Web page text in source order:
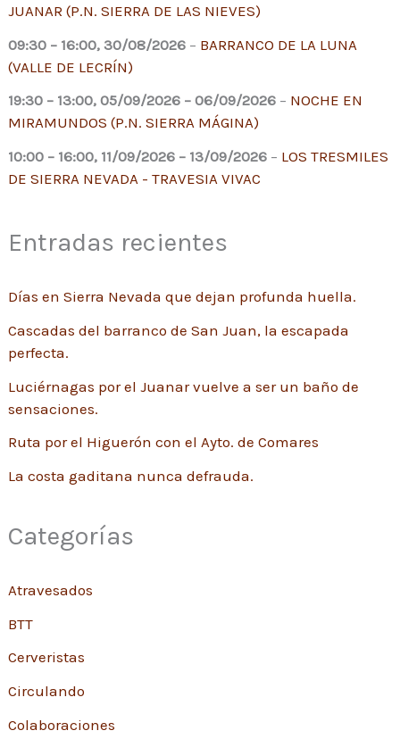
JUANAR (P.N. SIERRA DE LAS NIEVES)
09:30 – 16:00,30/08/2026 – BARRANCO DE LA LUNA
(VALLE DE LECRÍN)
19:30 – 13:00,05/09/2026 – 06/09/2026 – NOCHE EN
MIRAMUNDOS (P.N. SIERRA MÁGINA)
10:00 – 16:00, 11/09/2026 – 13/09/2026 – LOS TRESMILES
DE SIERRA NEVADA - TRAVESIA VIVAC
Entradas recientes
Días en Sierra Nevada que dejan profunda huella.
Cascadas del barranco de San Juan, la escapada
perfecta.
Luciérnagas por el Juanar vuelve a ser un baño de
sensaciones.
Ruta por el Higuerón con el Ayto. de Comares
La costa gaditana nunca defrauda.
Categorías
Atravesados
BTT
Cerveristas
Circulando
Colaboraciones